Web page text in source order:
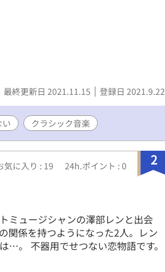
最終更新日 2021.11.15 登録日 2021.9.22
クラシック音楽
2
気に入り : 19 24h.ポイント : 0
ミュージシャンの澤部レンと出会
関係を持つようになった2人。レン
…。 不器用でせつない恋物語です。